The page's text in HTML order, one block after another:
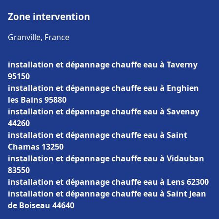
Zone intervention
Granville, France
installation et dépannage chauffe eau à Taverny
95150
installation et dépannage chauffe eau à Enghien
les Bains 95880
installation et dépannage chauffe eau à Savenay
44260
installation et dépannage chauffe eau à Saint
Chamas 13250
installation et dépannage chauffe eau à Vidauban
83550
installation et dépannage chauffe eau à Lens 62300
installation et dépannage chauffe eau à Saint Jean
de Boiseau 44640